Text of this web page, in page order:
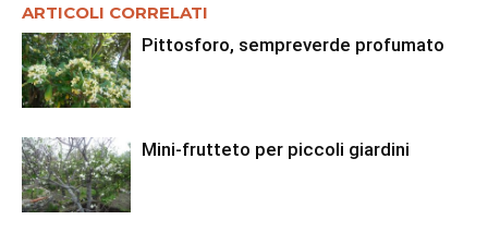
ARTICOLI CORRELATI
Pittosforo, sempreverde profumato
Mini-frutteto per piccoli giardini